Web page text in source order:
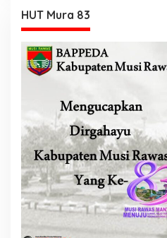
HUT Mura 83